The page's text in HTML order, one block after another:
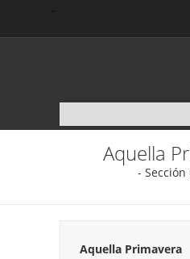
.
Aquella
- Sección
Aquella Primavera